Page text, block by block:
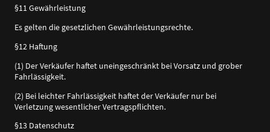
§11 Gewährleistung
Es gelten die gesetzlichen Gewährleistungsrechte.
§12 Haftung
(1) Der Verkäufer haftet uneingeschränkt bei Vorsatz und grober
Fahrlässigkeit.
(2) Bei leichter Fahrlässigkeit haftet der Verkäufer nur bei
Verletzung wesentlicher Vertragspflichten.
§13 Datenschutz